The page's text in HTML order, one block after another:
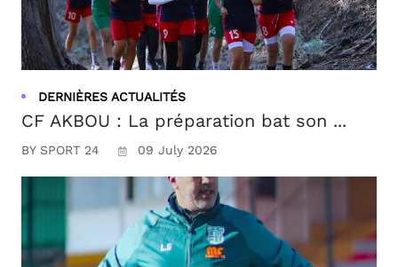
DERNIÈRES ACTUALITÉS
CF AKBOU : La préparation bat son ...
BY SPORT 24 09 July 2026